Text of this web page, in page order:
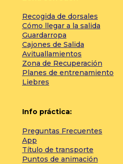
Recogida de dorsales
Cómo llegar a la salida
Guardarropa
Cajones de Salida
Avituallamientos
Zona de Recuperación
Planes de entrenamiento
Liebres
Info práctica:
Preguntas Frecuentes
App
Título de transporte
Puntos de animación